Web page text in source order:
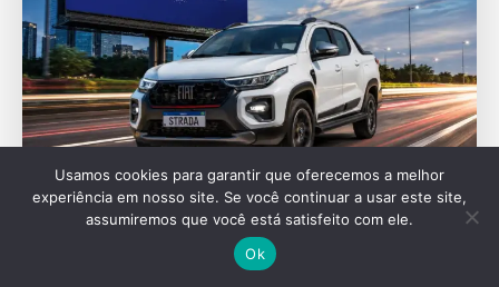
MERCADO
Stellantis lidera vendas na América do Sul e
Usamos cookies para garantir que oferecemos a melhor
experiência em nosso site. Se você continuar a usar este site,
assumiremos que você está satisfeito com ele.
Ok